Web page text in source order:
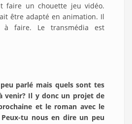
faire un chouette jeu vidéo.
être adapté en animation. Il
faire. Le transmédia est
parlé mais quels sont tes
venir? Il y donc un projet de
et le roman avec le
tu nous en dire un peu